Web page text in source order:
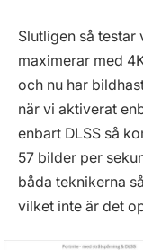
Slutligen så
maximerar med
och nu har
när vi aktiverat
enbart DLSS så
57 bilder per
båda teknikerna
vilket inte är det